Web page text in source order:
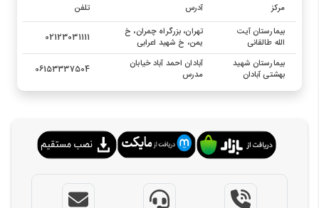
مرکز آدرس
تلفن
بیمارستان آیت
الله طالقانی
تهران، بزرگراه چمران، خ
یمن، خ شهید اعرابی
02123031111
بیمارستان شهید
بهشتی آبادان
آبادان احمد آباد خیابان
مدرس
06153337504